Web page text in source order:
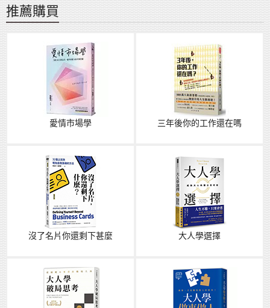
推薦購買
愛情市場學 三年後你的工作還在嗎
沒了名片你還剩下甚麼 大人學選擇